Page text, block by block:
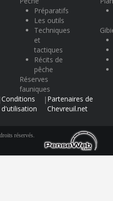
Préparatifs
Les outils
Techniques
et
tactiques
Récits de
pêche
Réserves
fauniques
Conditions
d'utilisation
| Partenaires de
Chevreuil.net
réservés.